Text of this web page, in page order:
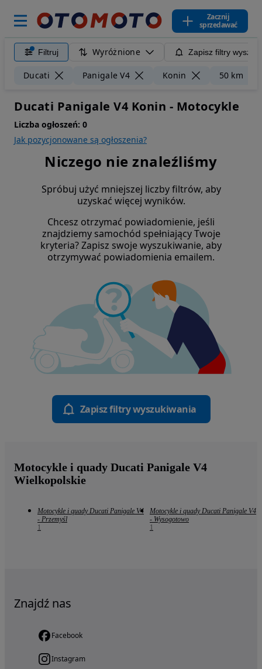
Zacznij
sprzedawać
Filtruj Wyróżnione Zapisz filtry
Ducati Panigale V4 Konin 50 km
Ducati Panigale V4 Konin - Motocykle
Liczba ogłoszeń: 0
Jak pozycjonowane są ogłoszenia?
Niczego nie znaleźliśmy
Spróbuj użyć mniejszej liczby filtrów, aby
uzyskać więcej wyników.
Chcesz otrzymać powiadomienie, jeśli
znajdziemy samochód spełniający Twoje
kryteria? Zapisz swoje wyszukiwanie, aby
otrzymywać powiadomienia emailem.
Zapisz filtry wyszukiwania
Motocykle i quady Ducati Panigale V4
Wielkopolskie
Motocykle i quady Ducati Panigale V4
- Przemyśl
1
Motocykle i quady Ducati Panigale V4
- Wysogotowo
1
Znajdź nas
Facebook
Instagram